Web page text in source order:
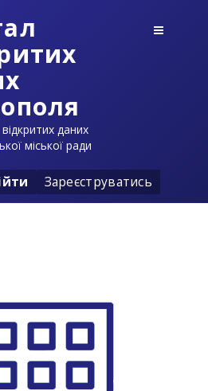
даних
міської ради
Зареєструватись